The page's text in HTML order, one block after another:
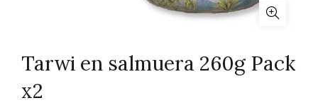
Tarwi en salmuera 260g Pack
x2